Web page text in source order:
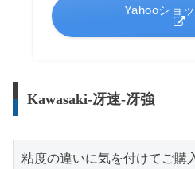
Yahooショ
Kawasaki-冴速-冴強
粘度の違いに気を付けてご購